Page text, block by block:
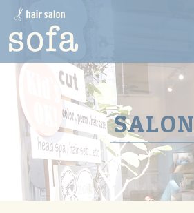
HOME
SALON サロン
メニュー
CONCEPT コンセプト
PRODUCT プロダクト
STYLE スタイル
STAFF スタッフ
SALON